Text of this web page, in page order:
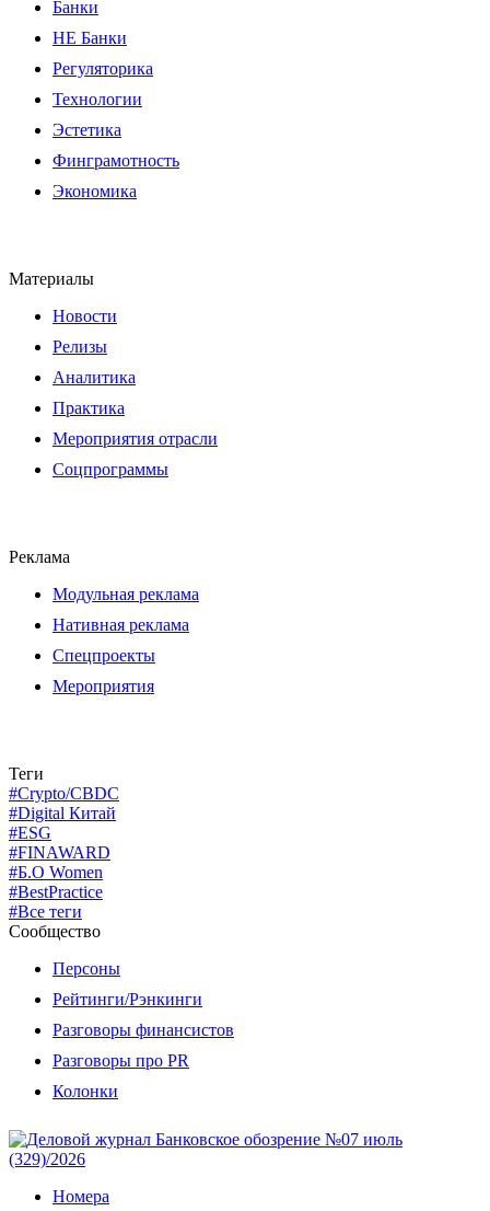
Банки
НЕ Банки
Регуляторика
Технологии
Эстетика
Финграмотность
Экономика
Материалы
Новости
Релизы
Аналитика
Практика
Мероприятия отрасли
Соцпрограммы
Реклама
Модульная реклама
Нативная реклама
Спецпроекты
Мероприятия
Теги
#Crypto/CBDC
#Digital Китай
#ESG
#FINAWARD
#Б.О Women
#BestPractice
#Все теги
Сообщество
Персоны
Рейтинги/Рэнкинги
Разговоры финансистов
Разговоры про PR
Колонки
Номера